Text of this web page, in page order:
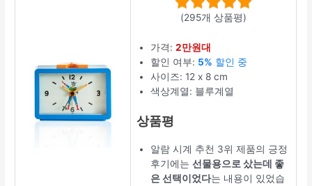
(295개 상품평)
가격:2만원대
할인 여부: 5% 할인 중
사이즈: 12 x 8 cm
색상계열: 블루계열
상품평
알람 시계 추천 3위 제품의 긍정
후기에는선물용으로 샀는데 좋
은 선택이었다는 내용이 있었습